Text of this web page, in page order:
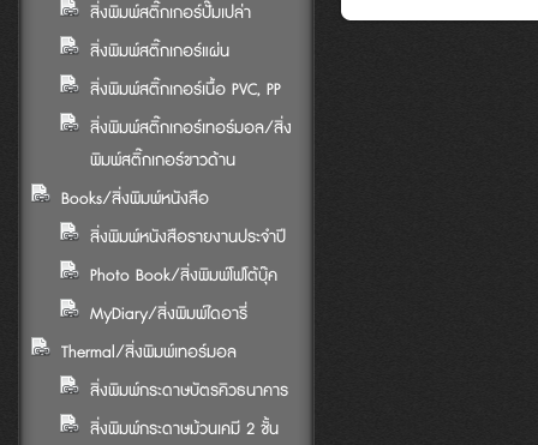
สิ่งพิมพ์สติ๊กเกอร์ปั๊มเปล่า
สิ่งพิมพ์สติ๊กเกอร์แผ่น
สิ่งพิมพ์สติ๊กเกอร์เนื้อ PVC, PP
สิ่งพิมพ์สติ๊กเกอร์เทอร์มอล/สิ่ง
พิมพ์สติ๊กเกอร์ขาวด้าน
Books/สิ่งพิมพ์หนังสือ
สิ่งพิมพ์หนังสือรายงานประจำปี
Photo Book/สิ่งพิมพ์โฟโต้บุ๊ค
MyDiary/สิ่งพิมพ์ไดอารี่
Thermal/สิ่งพิมพ์เทอร์มอล
สิ่งพิมพ์กระดาษบัตรคิวธนาคาร
สิ่งพิมพ์กระดาษม้วนเคมี 2 ชั้น